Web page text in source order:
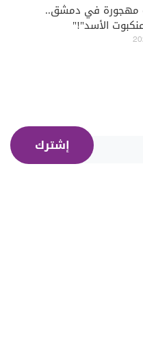
مهجورة في دمشق..
الأسد"!"
إشترك